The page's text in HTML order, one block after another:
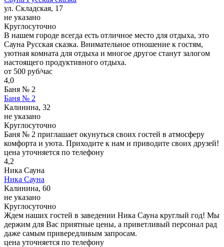
ул. Складская, 17
не указано
Круглосуточно
В нашем городе всегда есть отличное место для отдыха, это
Сауна Русская сказка. Внимательное отношение к гостям,
уютная комната для отдыха и многое другое станут залогом
настоящего продуктивного отдыха.
от 500 руб/час
4,0
Баня № 2
Баня № 2
Калинина, 32
не указано
Круглосуточно
Баня № 2 приглашает окунуться своих гостей в атмосферу
комфорта и уюта. Приходите к нам и приводите своих друзей!
цена уточняется по телефону
4,2
Ника Сауна
Ника Сауна
Калинина, 60
не указано
Круглосуточно
Ждем наших гостей в заведении Ника Сауна круглый год! Мы
держим для Вас приятные цены, а приветливый персонал рад
даже самым привередливым запросам.
цена уточняется по телефону